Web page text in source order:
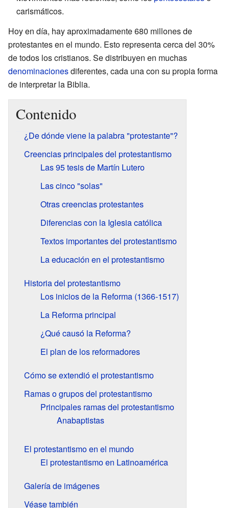
carismáticos.
Hoy en día, hay aproximadamente 680 millones de
protestantes en el mundo. Esto representa cerca del 30%
de todos los cristianos. Se distribuyen en muchas
denominacionesdiferentes, cada una con su propia forma
de interpretar la Biblia.
Contenido
¿De dónde viene la palabra "protestante"?
Creencias principales del protestantismo
Las 95 tesis de Martín Lutero
Las cinco "solas"
Otras creencias protestantes
Diferencias con la Iglesia católica
Textos importantes del protestantismo
La educación en el protestantismo
Historia del protestantismo
Los inicios de la Reforma (1366-1517)
La Reforma principal
¿Qué causó la Reforma?
El plan de los reformadores
Cómo se extendió el protestantismo
Ramas o grupos del protestantismo
Principales ramas del protestantismo
Anabaptistas
El protestantismo en el mundo
El protestantismo en Latinoamérica
Galería de imágenes
Véase también